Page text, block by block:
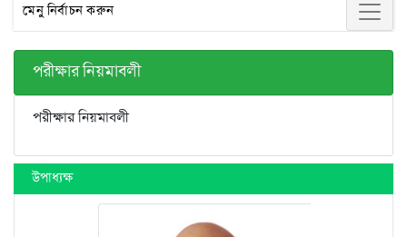
মেনু নির্বাচন করুন
পরীক্ষার নিয়মাবলী
পরীক্ষার নিয়মাবলী
উপাধ্যক্ষ